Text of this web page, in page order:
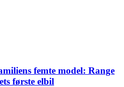
femte model: Range
første elbil